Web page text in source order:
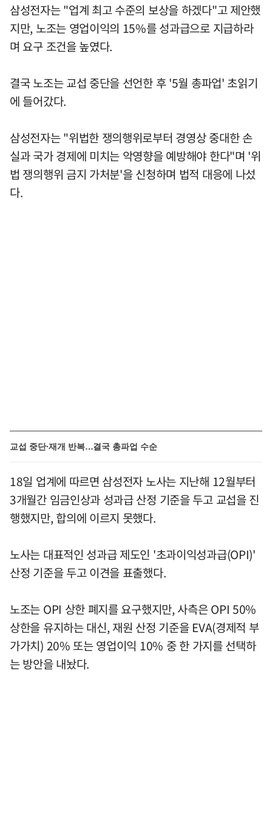
삼성전자는 "업계 최고 수준의 보상을 하겠다"고 제안했
지만, 노조는 영업이익의 15%를 성과급으로 지급하라
며 요구 조건을 높였다.
결국 노조는 교섭 중단을 선언한 후 '5월 총파업' 초읽기
에 들어갔다.
삼성전자는 "위법한 쟁의행위로부터 경영상 중대한 손
실과 국가 경제에 미치는 악영향을 예방해야 한다"며 '위
법 쟁의행위 금지 가처분'을 신청하며 법적 대응에 나섰
다.
교섭 중단·재개 반복…결국 총파업 수순
18일 업계에 따르면 삼성전자 노사는 지난해 12월부터
3개월간 임금인상과 성과급 산정 기준을 두고 교섭을 진
행했지만, 합의에 이르지 못했다.
노사는 대표적인 성과급 제도인 '초과이익성과급(OPI)'
산정 기준을 두고 이견을 표출했다.
노조는 OPI 상한 폐지를 요구했지만, 사측은 OPI 50%
상한을 유지하는 대신, 재원 산정 기준을 EVA(경제적 부
가가치) 20% 또는 영업이익 10% 중 한 가지를 선택하
는 방안을 내놨다.